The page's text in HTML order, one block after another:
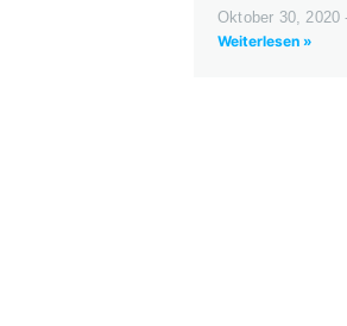
Oktober 30, 2020
Weiterlesen »